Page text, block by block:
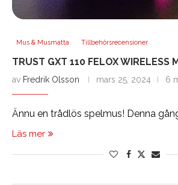
Mus & Musmatta Tillbehörsrecensioner
TRUST GXT 110 FELOX WIRELESS
av Fredrik Olsson mars 25, 2024 6
Ännu en trådlös spelmus! Denna
Läs mer